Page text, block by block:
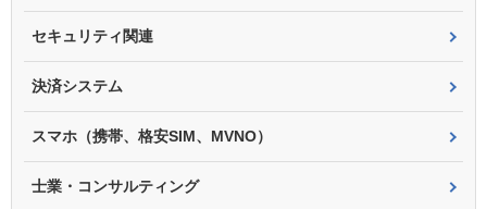
セキュリティ関連
決済システム
スマホ（携帯、格安SIM、MVNO）
士業・コンサルティング